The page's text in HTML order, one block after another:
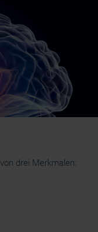
drei Merkmalen: